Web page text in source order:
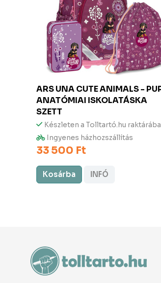
ARS UNACUTE ANIMALS -
ANATÓMIAI ISKOLATÁSKA
SZETT
Készleten a Tolltartó.hu
Ingyenes házhozszállítás
33 500 Ft
Kosárba INFÓ